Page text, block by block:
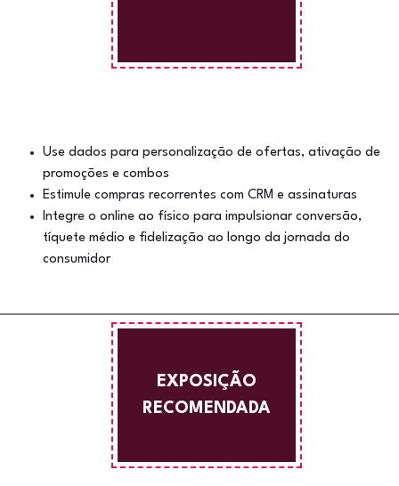
Use dados para personalização de ofertas, ativação de
promoções e combos
Estimule compras recorrentes com CRM e assinaturas
Integre o online ao físico para impulsionar conversão,
tíquete médio e fidelização ao longo da jornada do
consumidor
EXPOSIÇÃO
RECOMENDADA